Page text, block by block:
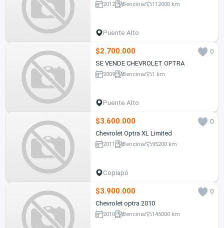
2012 Bencina 112000 km
Puente Alto
$2.700.000
0
SE VENDE CHEVROLET OPTRA
2009 Bencina 1 km
Puente Alto
$3.600.000
0
Chevrolet Optra XL Limited
2011 Bencina 95200 km
Copiapó
$3.900.000
0
Chevrolet optra 2010
2010 Bencina 145000 km